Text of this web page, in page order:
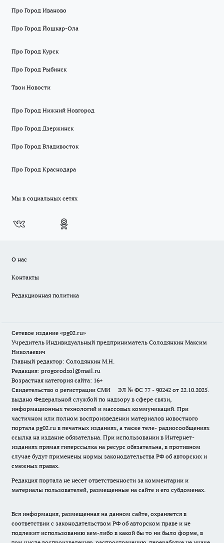
Про Город Иваново
Про Город Йошкар-Ола
Про Город Курск
Про Город Рыбинск
Твои Новости
Про Город Нижний Новгород
Про Город Дзержинск
Про Город Владивосток
Про Город Краснодара
Мы в социальных сетях
О нас
Контакты
Редакционная политика
Сетевое издание «pg02.ru»
Учредитель Индивидуальный предприниматель Солодянкин Максим
Николаевич
Главный редактор: Солодянкин М.Н.
Редакция: progorodsol@mail.ru
Возрастная категория сайта: 16+
Свидетельство о регистрации СМИ ЭЛ № ФС 77 - 90242 от 22.10.2025.
выдано Федеральной службой по надзору в сфере связи,
информационных технологий и массовых коммуникаций. При
частичном или полном воспроизведении материалов новостного
портала pg02.ru в печатных изданиях, а также теле- радиосообщениях
ссылка на издание обязательна. При использовании в Интернет-
изданиях прямая гиперссылка на ресурс обязательна, в противном
случае будут применены нормы законодательства РФ об авторских и
смежных правах.
Редакция портала не несет ответственности за комментарии и
материалы пользователей, размещенные на сайте и его субдоменах.
Вся информация, размещенная на данном сайте, охраняется в
соответствии с законодательством РФ об авторском праве и не
подлежит использованию кем-либо в какой бы то ни было форме, в